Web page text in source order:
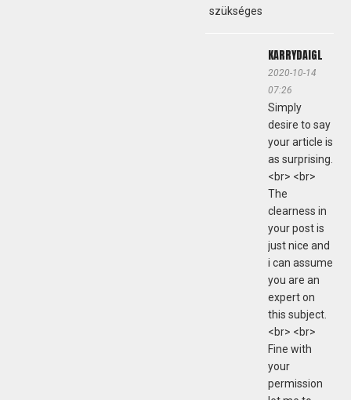
szükséges
KARRYDAIGL
2020-10-14
07:26
Simply
desire to say
your article is
as surprising.
<br> <br>
The
clearness in
your post is
just nice and
i can assume
you are an
expert on
this subject.
<br> <br>
Fine with
your
permission